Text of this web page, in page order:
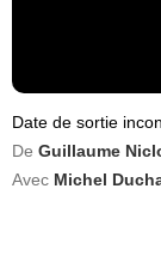
Date de sortie
De Guillaume
Avec Michel